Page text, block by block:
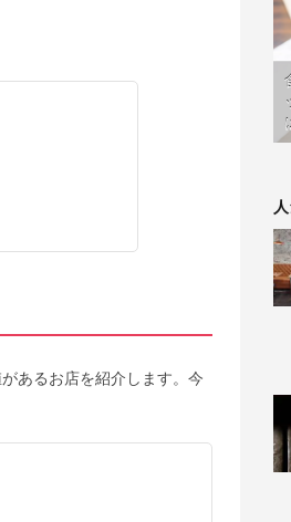
あるお店を紹介します。今